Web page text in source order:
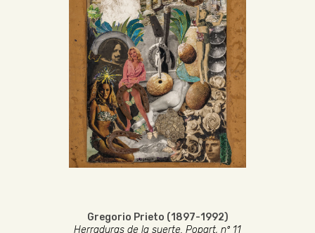
Gregorio Prieto (1897-1992)
Herraduras de la suerte. Popart, nº 11